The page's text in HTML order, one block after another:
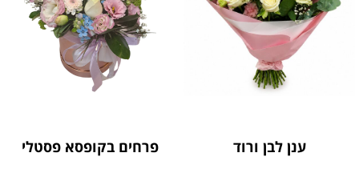
ענן לבן ורוד פרחים בקופסא פסטלי